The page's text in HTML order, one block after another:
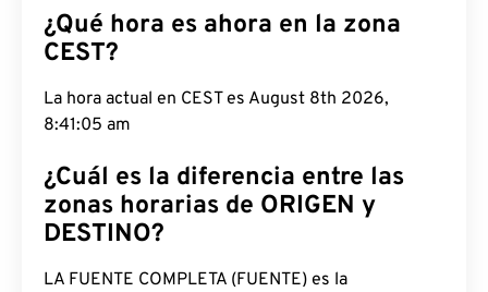
¿Qué hora es ahora en la zona
CEST?
La hora actual en CEST es August 8th 2026,
8:41:06 am
¿Cuál es la diferencia entre las
zonas horarias de ORIGEN y
DESTINO?
LA FUENTE COMPLETA (FUENTE) es la